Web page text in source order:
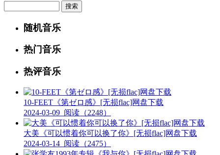
随机音乐
热门音乐
热评音乐
10-FEET《第ゼロ感》[无损flac]网盘下载
2024-03-09 阅读（2248）
大美《可以惯着你可以换了你》[无损flac]网盘下载
2024-03-14 阅读（2475）